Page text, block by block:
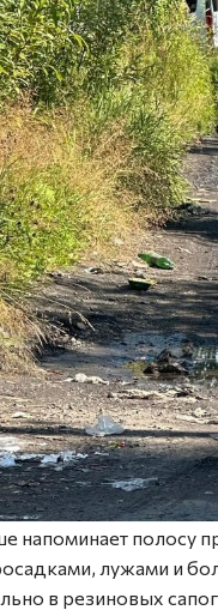
полосу
лужами и
в резиновых